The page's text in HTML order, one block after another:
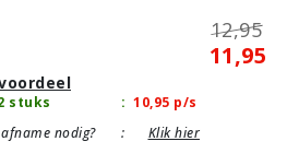
12,95
11,95
stuks : 10,95 p/s
nodig?
: Klik hier